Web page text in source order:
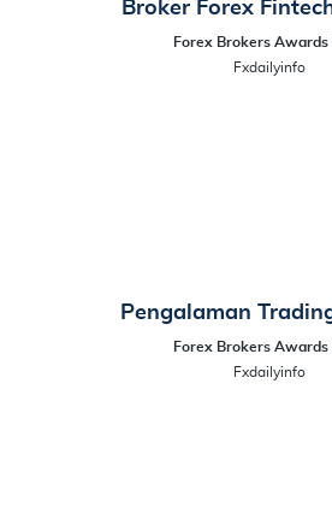
Broker Forex
Forex Brokers Awards
Fxdailyinfo
Pengalaman
Forex Brokers Awards
Fxdailyinfo